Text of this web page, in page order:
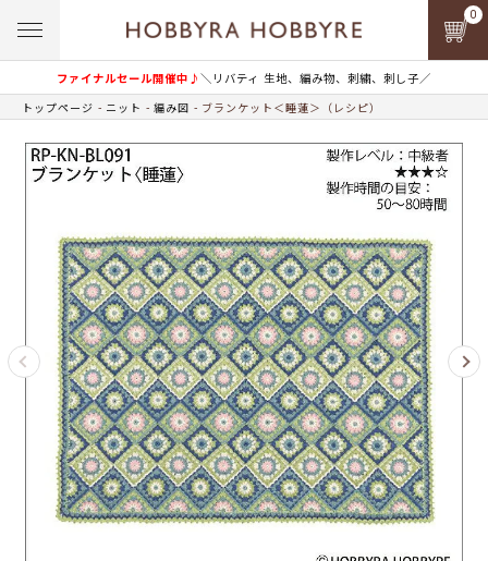
ファイナルセール開催中♪＼リバティ 生地、編み物、刺繍、刺し子／
0
トップページ ニット 編み図 ブランケット＜睡蓮＞（レシピ）